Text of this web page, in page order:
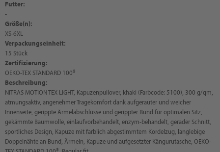
Futter:
-
Größe(n):
XS-6XL
Verpackungseinheit:
15 Stück
Zertifizierung:
OEKO-TEX STANDARD 100®
Beschreibung:
NITRAS MOTION TEX LIGHT, Kapuzenpullover, khaki (Farbcode: 5100), 300 g/qm,
atmungsaktiv, angenehmer Tragekomfort dank aufgerauter und weicher
Innenseite, gerippte Ärmelabschlüsse und gerippter Bund für optimalen Sitz,
gekämmte Baumwolle, einlaufvorbehandelt, enzym-behandelt, gerader Schnitt,
sportliches Design, Kapuze mit farblich abgestimmtem Kordelzug, langlebige
Doppelnähte an Bund, Ärmeln, Kapuze und aufgesetzter Kängurutasche, OEKO-